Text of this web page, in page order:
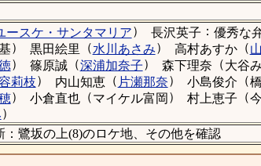
ースケ・サンタマリア） 長沢英子 ： 優秀な
） 黒田絵里 （水川あさみ） 高村あすか（
） 篠原誠 （深浦加奈子） 森下理奈 （大谷
莉枝） 内山知恵（ 片瀬那奈） 小島俊介 （
） 小倉直也 （マイケル富岡 ） 村上恵子 （
）
：鷺坂の上(8)のロケ地、その他を確認